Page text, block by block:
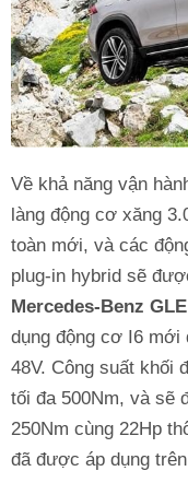
Về khả năng vận
làng động cơ xăng
toàn mới, và các
plug-in hybrid sẽ
Mercedes-Benz
dụng động cơ I6 mới
48V. Công suất khối
tối đa 500Nm, và sẽ
250Nm cùng 22Hp
đã được áp dụng